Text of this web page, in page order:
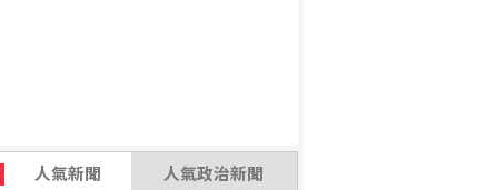
人氣新聞 人氣政治新聞